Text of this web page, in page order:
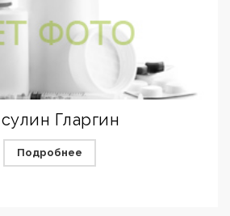
Гларгин
Подробнее